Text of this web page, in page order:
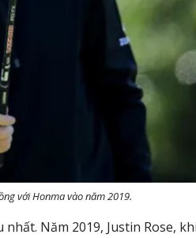
với Honma vào năm 2019.
Năm 2019, Justin Rose,